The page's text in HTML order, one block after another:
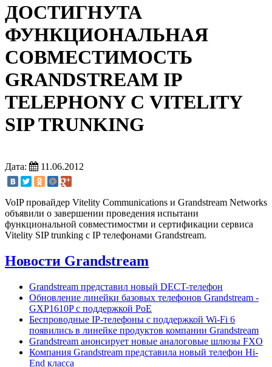
ДОСТИГНУТА
ФУНКЦИОНАЛЬНАЯ
СОВМЕСТИМОСТЬ
GRANDSTREAM IP
TELEPHONY С VITELITY
SIP TRUNKING
Дата: 11.06.2012
VoIP провайдер Vitelity Communications и Grandstream Networks
объявили о завершении проведения испытани
функциональной совместимостми и сертификации сервиса
Vitelity SIP trunking c IP телефонами Grandstream.
Новости Grandstream
Grandstream представил новый DECT-телефон
Обновление линейки базовых телефонов Grandstream -
GXP1610P с поддержкой PoE
Беспроводные IP-телефоны с поддержкой Wi-Fi 6
появились в линейке продуктов компании Grandstream
Grandstream анонсирует новые аналоговые шлюзы FXO
Компания Grandstream представила новый телефон Hi-
End класса